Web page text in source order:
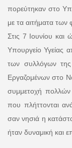
πορεύτηκαν στο
με τα αιτήματα των
Στις 7 Ιουνίου και
Υπουργείο Υγείας
των συλλόγων
Εργαζομένων στο
συμμετοχή
που πλήττονται
σαν νησιά η
ήταν δυναμική και